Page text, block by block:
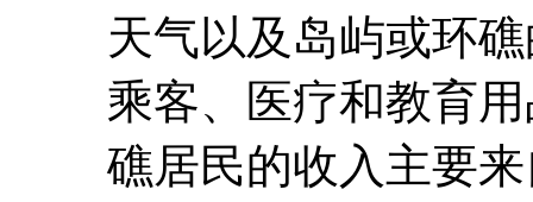
天气以及岛屿或环
乘客、医疗和教育
礁居民的收入主要